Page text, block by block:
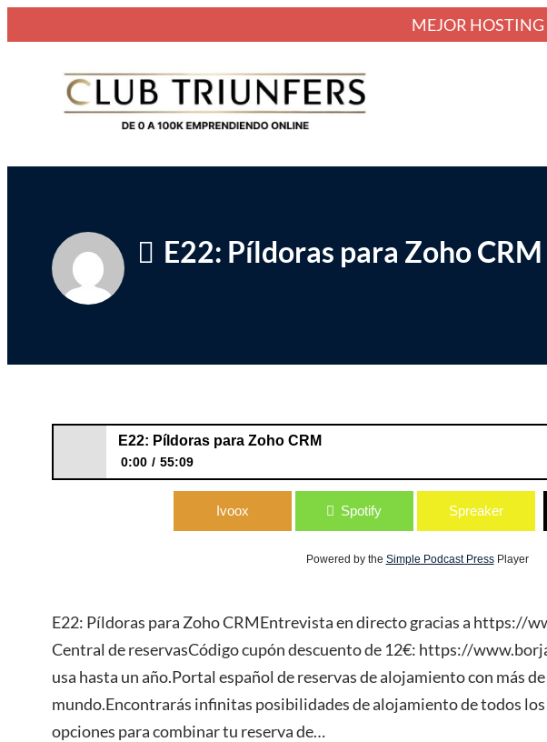
MEJOR HOSTING
contenido
Club Triunfers
Club de Emprendedores Online
E22: Píldoras para Zoho CRM
E22: Píldoras para Zoho CRM
0:00 55:09
E22: Píldoras para Zoho CRM
Ivoox Spotify Spreaker
Powered by the Simple Podcast PressPlayer
E22: Píldoras para Zoho CRMEntrevista en directo gracias a https://
Central de reservasCódigo cupón descuento de 12€: https://
usa hasta un año.Portal español de reservas de alojamiento con más
mundo.Encontrarás infinitas posibilidades de alojamiento de todos
opciones para combinar tu reserva de…